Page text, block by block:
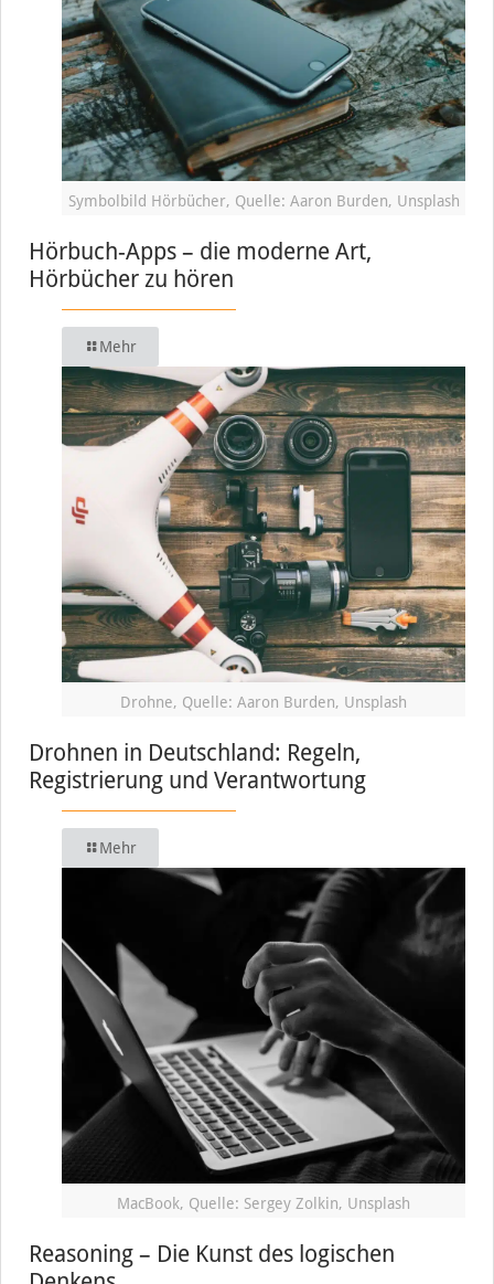
Symbolbild Hörbücher, Quelle: Aaron Burden, Unsplash
Hörbuch-Apps – die moderne Art,
Hörbücher zu hören
Mehr
Drohne, Quelle: Aaron Burden, Unsplash
Drohnen in Deutschland: Regeln,
Registrierung und Verantwortung
Mehr
MacBook, Quelle: Sergey Zolkin, Unsplash
Reasoning – Die Kunst des logischen